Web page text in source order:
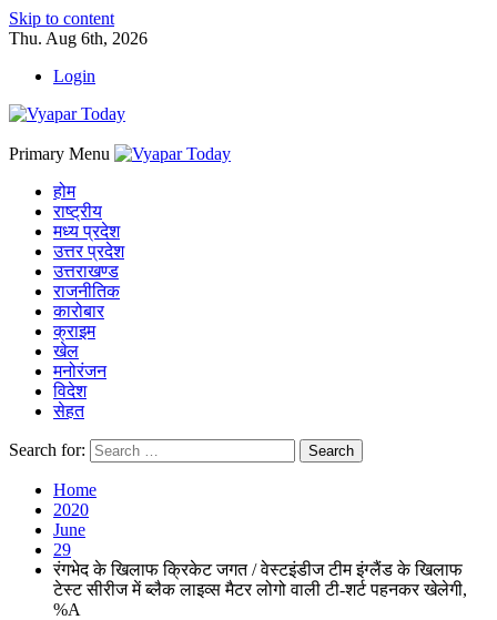
Skip to content
Thu. Aug 6th, 2026
Login
Primary Menu
होम
राष्ट्रीय
मध्य प्रदेश
उत्तर प्रदेश
उत्तराखण्ड
राजनीतिक
कारोबार
क्राइम
खेल
मनोरंजन
विदेश
सेहत
Search for:
Home
2020
June
29
रंगभेद के खिलाफ क्रिकेट जगत / वेस्टइंडीज टीम इंग्लैंड के खिलाफ
टेस्ट सीरीज में ब्लैक लाइव्स मैटर लोगो वाली टी-शर्ट पहनकर खेलेगी,
%A